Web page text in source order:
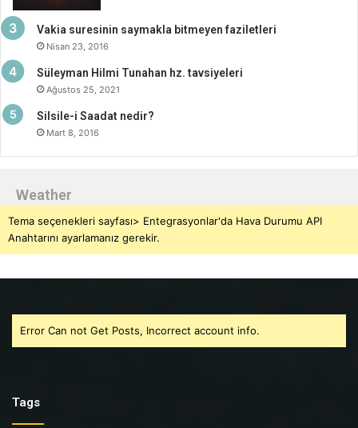
Vakia suresinin saymakla bitmeyen faziletleri
Nisan 23, 2016
Süleyman Hilmi Tunahan hz. tavsiyeleri
Ağustos 25, 2021
Silsile-i Saadat nedir?
Mart 8, 2016
Weather
Tema seçenekleri sayfası> Entegrasyonlar'da Hava Durumu API
Anahtarını ayarlamanız gerekir.
Error Can not Get Posts, Incorrect account info.
Tags